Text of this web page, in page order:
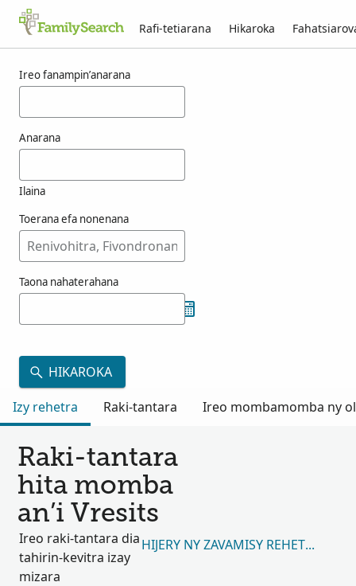
Rafi-tetiarana Hikaroka
Ireo fanampin’anarana
Anarana
Ilaina
Toerana efa nonenana
Taona nahaterahana
HIKAROKA
Izy rehetra
Raki-tantara Ireo mombamomba ny
Raki-tantara
hita momba
an’i Vresits
Ireo raki-tantara dia
tahirin-kevitra izay
mizara
HIJERY NY ZAVAMISY REHETRA